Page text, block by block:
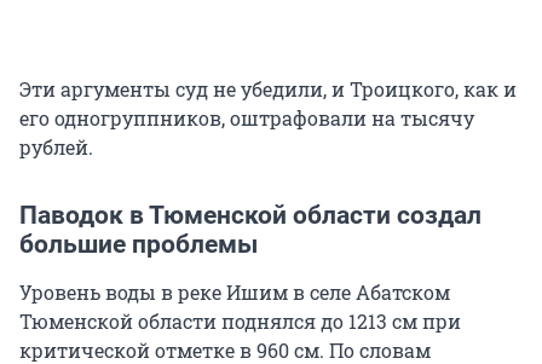
Эти аргументы суд не убедили, и Троицкого, как и
его одногруппников, оштрафовали на тысячу
рублей.
Паводок в Тюменской области создал
большие проблемы
Уровень воды в реке Ишим в селе Абатском
Тюменской области поднялся до 1213 см при
критической отметке в 960 см. По словам